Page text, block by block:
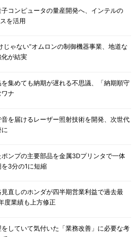
子コンピュータの量産開発へ、インテルの
を活用
じゃない”オムロンの制御機器事業、地道な
が結実
を集めても納期が遅れる不思議、「納期順守
ナ
を届けるレーザー照射技術を開発、次世代
ンプの主要部品を金属3Dプリンタで一体
3分の1に短縮
見直しのホンダが四半期営業利益で過去最
度業績も上方修正
していて気付いた「業務改善」に必要な考